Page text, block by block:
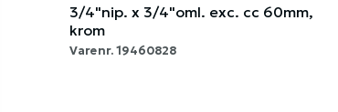
3/4"nip. x 3/4"oml. exc. cc 60mm,
krom
Varenr.19460828